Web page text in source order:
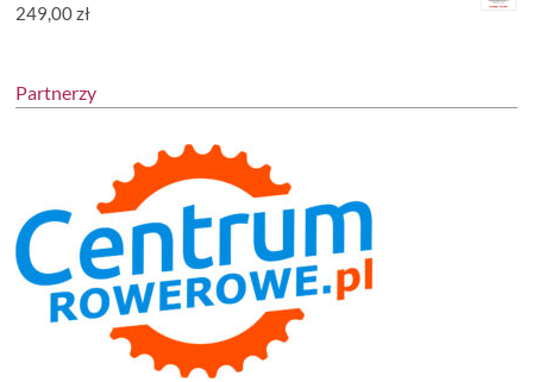
249,00zł
Partnerzy